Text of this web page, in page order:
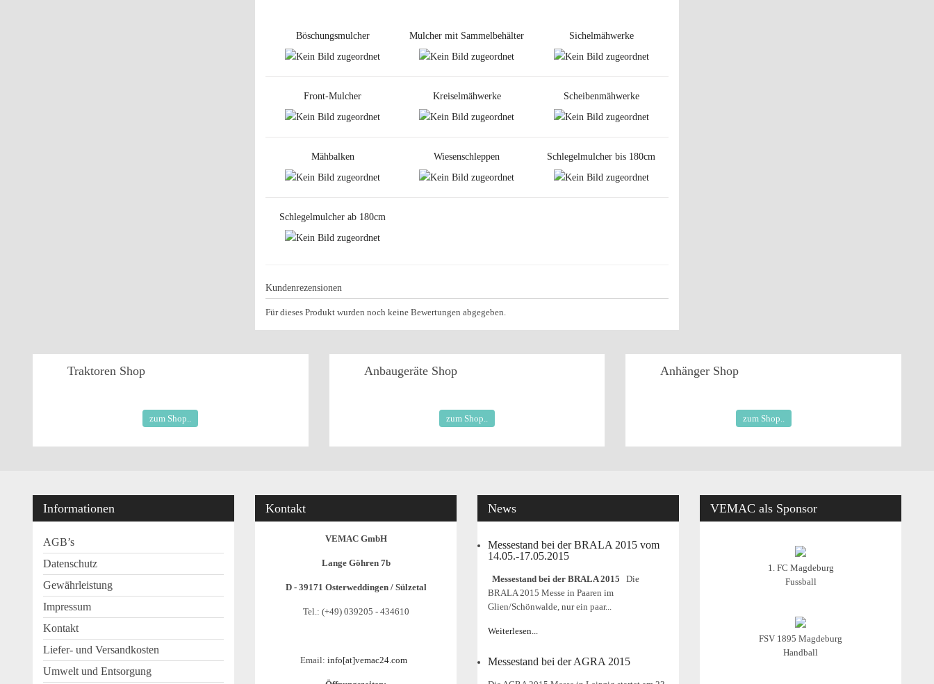
Böschungsmulcher Mulcher mit Sammelbehälter Sichelmähwerke
Front-Mulcher Kreiselmähwerke Scheibenmähwerke
Mähbalken Wiesenschleppen Schlegelmulcher bis 180cm
Schlegelmulcher ab 180cm
Kundenrezensionen
Für dieses Produkt wurden noch keine Bewertungen abgegeben.
Traktoren Shop
zum Shop..
AnbaugeräteShop
zum Shop..
Anhänger Shop
zum Shop..
Informationen
AGB’s
Datenschutz
Gewährleistung
Impressum
Kontakt
Liefer- und Versandkosten
Umwelt und Entsorgung
Kontakt
VEMAC GmbH
Lange Göhren 7b
D - 39171 Osterweddingen / Sülzetal
Tel.: (+49) 039205 - 434610
Email: info[at]vemac24.com
News
Messestand bei der BRALA 2015 vom
14.05.-17.05.2015
Messestand bei der BRALA 2015 Die
BRALA 2015 Messe in Paaren im
Glien/Schönwalde, nur ein paar...
Weiterlesen...
Messestand bei der AGRA 2015
VEMAC als Sponsor
1. FC Magdeburg
Fussball
FSV 1895 Magdeburg
Handball